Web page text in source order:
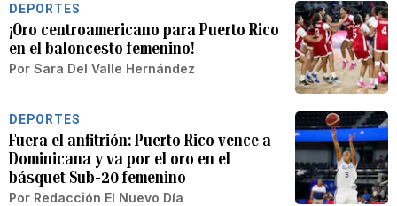
DEPORTES
¡Oro centroamericano para Puerto Rico
en el baloncesto femenino!
Por Sara Del Valle Hernández
DEPORTES
Fuera el anfitrión: Puerto Rico vence a
Dominicana y va por el oro en el
básquet Sub-20 femenino
Por Redacción El Nuevo Día